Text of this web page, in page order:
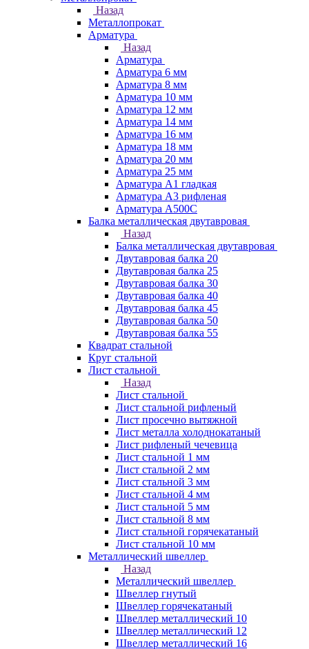
Назад
Металлопрокат
Арматура
Назад
Арматура
Арматура 6 мм
Арматура 8 мм
Арматура 10 мм
Арматура 12 мм
Арматура 14 мм
Арматура 16 мм
Арматура 18 мм
Арматура 20 мм
Арматура 25 мм
Арматура А1 гладкая
Арматура А3 рифленая
Арматура А500С
Балка металлическая двутавровая
Назад
Балка металлическая двутавровая
Двутавровая балка 20
Двутавровая балка 25
Двутавровая балка 30
Двутавровая балка 40
Двутавровая балка 45
Двутавровая балка 50
Двутавровая балка 55
Квадрат стальной
Круг стальной
Лист стальной
Назад
Лист стальной
Лист стальной рифленый
Лист просечно вытяжной
Лист металла холоднокатаный
Лист рифленый чечевица
Лист стальной 1 мм
Лист стальной 2 мм
Лист стальной 3 мм
Лист стальной 4 мм
Лист стальной 5 мм
Лист стальной 8 мм
Лист стальной горячекатаный
Лист стальной 10 мм
Металлический швеллер
Назад
Металлический швеллер
Швеллер гнутый
Швеллер горячекатаный
Швеллер металлический 10
Швеллер металлический 12
Швеллер металлический 16